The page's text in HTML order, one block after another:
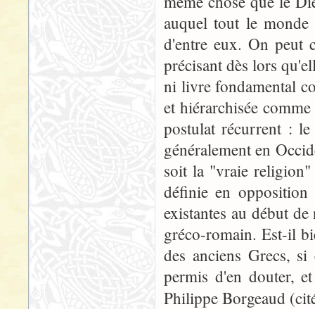
auquel tout le
d'entre eux. On peut
précisant dès lors
ni livre fondamental
et hiérarchisée
postulat récurrent :
généralement en
soit la "vraie
définie en opposition
existantes au début
gréco-romain. Est-il
des anciens Grecs,
permis d'en douter,
Philippe Borgeaud